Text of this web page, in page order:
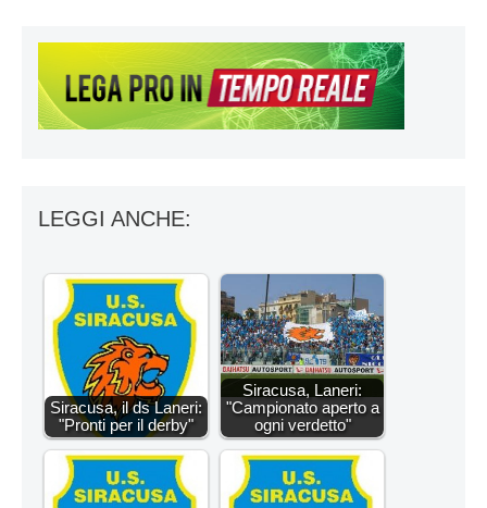
LEGGI ANCHE:
Siracusa, il ds Laneri:
"Pronti per il derby"
Siracusa, Laneri:
"Campionato aperto a
ogni verdetto"